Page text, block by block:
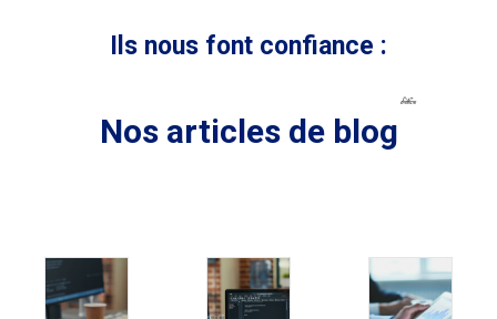
Ils nous font confiance :
Nos articles de blog